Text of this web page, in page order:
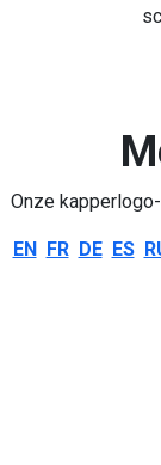
Onze
EN FR DE ES